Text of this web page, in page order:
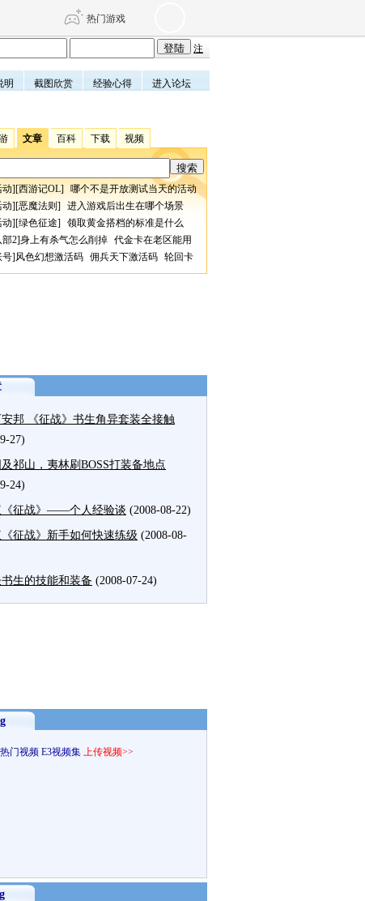
热门游戏
剑网3旗舰版 新天龙八部
由 诛仙世界 仙剑世界
注
明 截图欣赏 经验心得 进入论坛
文章 百科 下载 视频
动][西游记OL] 哪个不是开放测试当天的活动
动][恶魔法则 ] 进入游戏后出生在哪个场景
动][绿色征途] 领取黄金搭档的标准是什么
部2]身上有杀气怎么削掉 代金卡在老区能用
号]风色幻想激活码 佣兵天下激活码 轮回卡
邦 《征战》书生角异套装全接触
27)
祁山，夷林刷BOSS打装备地点
24)
《征战》——个人经验谈 (2008-08-22)
征战》新手如何快速练级 (2008-08-
生的技能和装备 (2008-07-24)
热门视频 E3视频集 上传视频>>